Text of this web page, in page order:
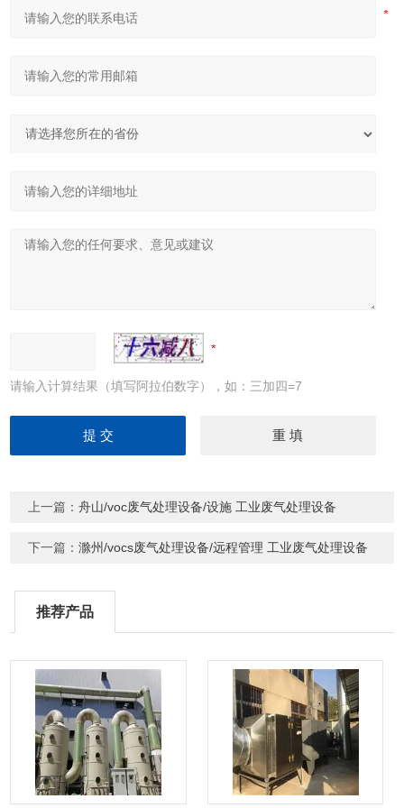
请输入计算结果（填写阿拉伯数字），如：三加四=7
上一篇：舟山/voc废气处理设备/设施 工业废气处理设备
下一篇：滁州/vocs废气处理设备/远程管理 工业废气处理设备
推荐产品